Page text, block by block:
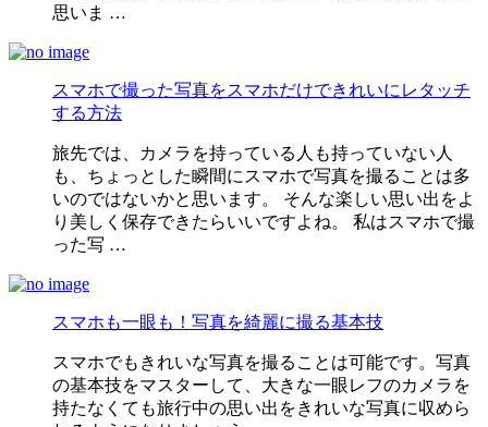
思いま …
スマホで撮った写真をスマホだけできれいにレタッチ
する方法
旅先では、カメラを持っている人も持っていない人
も、ちょっとした瞬間にスマホで写真を撮ることは多
いのではないかと思います。 そんな楽しい思い出をよ
り美しく保存できたらいいですよね。 私はスマホで撮
った写 …
スマホも一眼も！写真を綺麗に撮る基本技
スマホでもきれいな写真を撮ることは可能です。写真
の基本技をマスターして、大きな一眼レフのカメラを
持たなくても旅行中の思い出をきれいな写真に収めら